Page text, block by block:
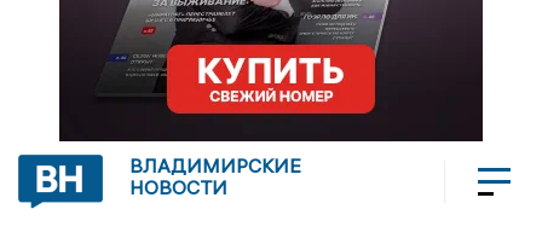
ВЛАДИМИРСКИЕ
НОВОСТИ